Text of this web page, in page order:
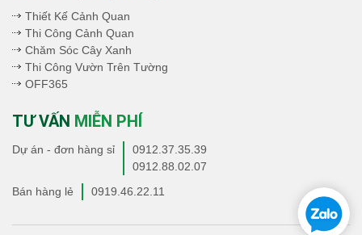
Thiết Kế Cảnh Quan
Thi Công Cảnh Quan
Chăm Sóc Cây Xanh
Thi Công Vườn Trên Tường
OFF365
TƯ VẤN MIỄN PHÍ
Dự án - đơn hàng sỉ
0912.37.35.39
0912.88.02.07
Bán hàng lẻ
0919.46.22.11